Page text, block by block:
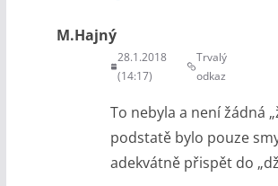
M.Hajný
28.1.2018
(14:17)
Trvalý
odkaz
To nebyla a není žádná
podstatě bylo pouze
adekvátně přispět do